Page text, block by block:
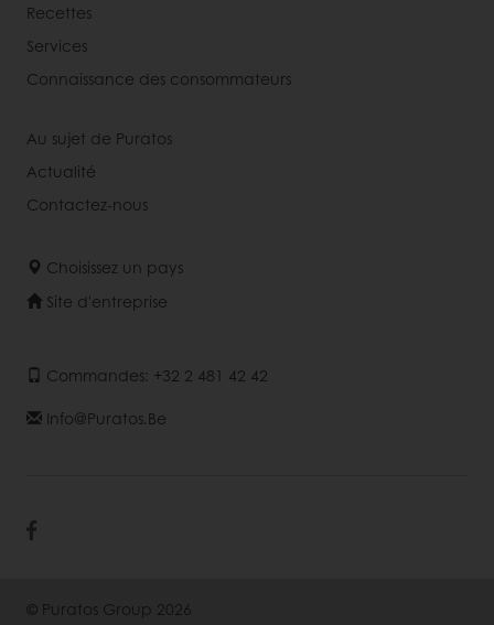
Recettes
Services
Connaissance des consommateurs
Au sujet de Puratos
Actualité
Contactez-nous
Choisissez un pays
Site d'entreprise
Commandes: +32 2 481 42 42
Info@puratos.be
© Puratos Group 2026